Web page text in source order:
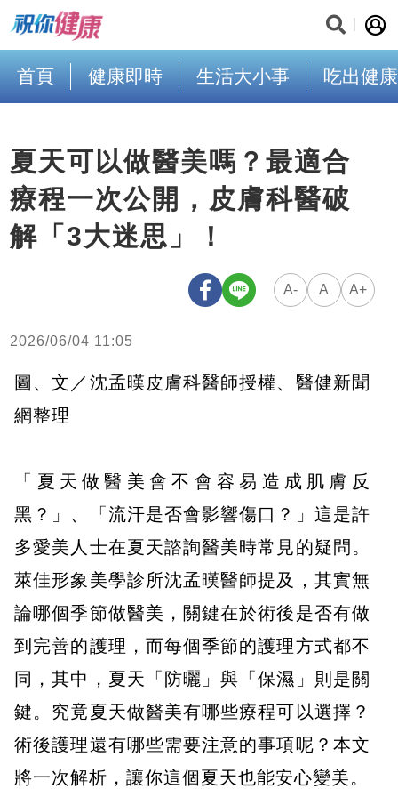
首頁 健康即時 生活大小事 吃出健康
夏天可以做醫美嗎？最適合
療程一次公開，皮膚科醫破
解「3大迷思」！
A- A A+
2026/06/04 11:05
圖、文／沈孟暵皮膚科醫師授權、醫健新聞
網整理
「夏天做醫美會不會容易造成肌膚反
黑？」、「流汗是否會影響傷口？」這是許
多愛美人士在夏天諮詢醫美時常見的疑問。
萊佳形象美學診所沈孟暵醫師提及，其實無
論哪個季節做醫美，關鍵在於術後是否有做
到完善的護理，而每個季節的護理方式都不
同，其中，夏天「防曬」與「保濕」則是關
鍵。究竟夏天做醫美有哪些療程可以選擇？
術後護理還有哪些需要注意的事項呢？本文
將一次解析，讓你這個夏天也能安心變美。